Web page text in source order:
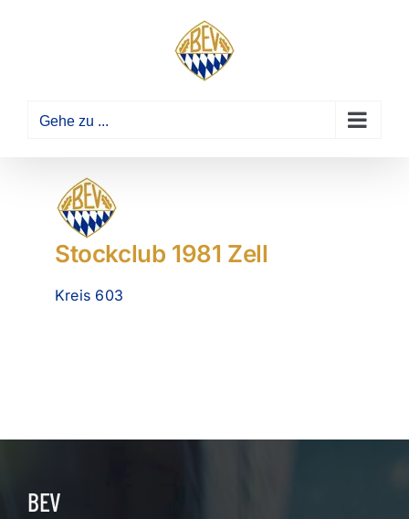
Gehe zu ...
Stockclub 1981 Zell
Kreis 603
BEV